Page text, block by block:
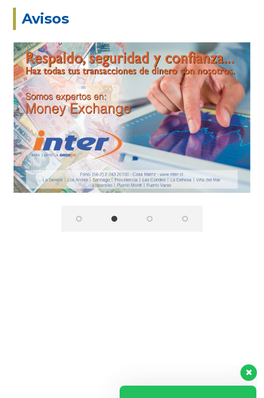
Avisos
Regístrate aquí para recibir la